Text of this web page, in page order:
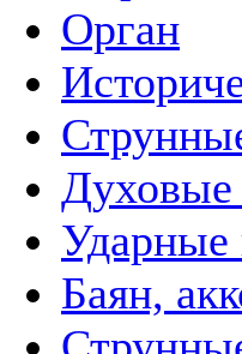
Орган
Духовые
Ударные
Баян,